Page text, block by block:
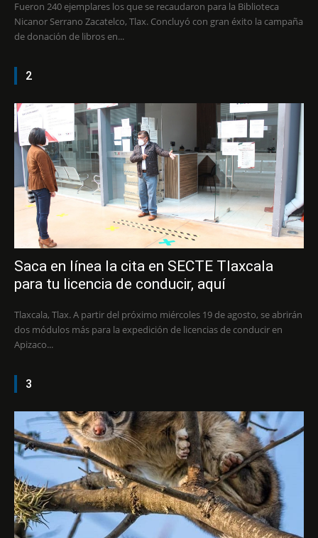
Fueron 240 ejemplares los que se recaudaron para la Biblioteca
Nicanor Serrano Zacatelco, Tlax. Concluyó con gran éxito la campaña
de donación de libros en...
2
Saca en línea la cita en SECTE Tlaxcala
para tu licencia de conducir, aquí
Tlaxcala, Tlax. A partir del próximo miércoles 19 de agosto, se abrirán
dos módulos más para la expedición de licencias de conducir en
Apizaco...
3